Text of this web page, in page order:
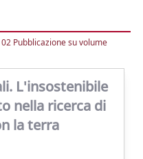
02 Pubblicazione su volume
L'insostenibile
nella ricerca di
la terra